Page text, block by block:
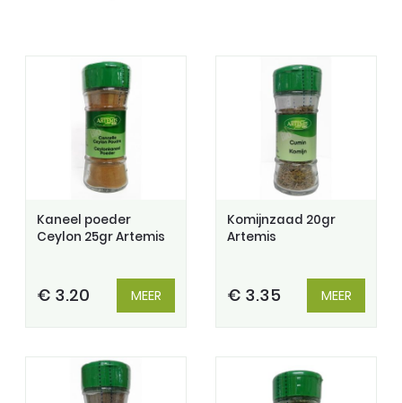
Kaneel poeder
Ceylon 25gr Artemis
€ 3.20 MEER
Komijnzaad 20gr
Artemis
€ 3.35 MEER